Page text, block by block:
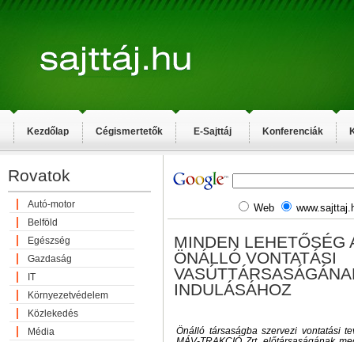
Kezdőlap Cégismertetők E-Sajttáj Konferenciák
Rovatok
Autó-motor
Belföld
Egészség
Gazdaság
IT
Környezetvédelem
Közlekedés
Média
Web
MINDEN LEHETŐSÉG
ÖNÁLLÓ VONTATÁSI
INDULÁSÁHOZ
Önálló társaságba szervezi vontatási